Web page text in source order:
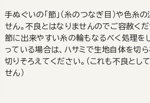
手ぬぐいの「節」（糸のつなぎ目）や色糸
せん。不良とはなりませんのでご容赦くだ
節に出来やすい糸の輪もなるべく処理を
っている場合は、ハサミで生地自体を切
切りそろえてください。（これも不良とし
せん）